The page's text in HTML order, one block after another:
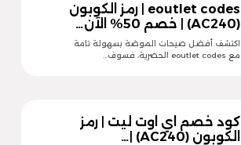
eoutlet codes | رمز الكوبون
(AC240) | خصم 50% الآن…
اكتشف أفضل صيحات الموضة بسهولة تامة
مع eoutlet codes الحصرية، فسوف…
كود خصم اي اوت ليت | رمز
الكوبون (AC240) |…